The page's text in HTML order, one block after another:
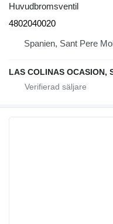
Huvudbromsventil
4802040020
Spanien, Sant Pere
LAS COLINAS OCASION,